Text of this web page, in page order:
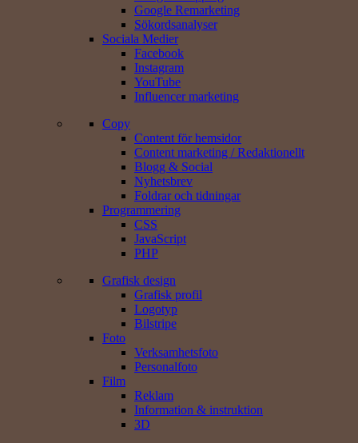
Google Remarketing
Sökords­analyser
Sociala Medier
Facebook
Instagram
YouTube
Influencer marketing
Copy
Content för hemsidor
Content marketing / Redaktionellt
Blogg & Social
Nyhetsbrev
Foldrar och tidningar
Programmering
CSS
JavaScript
PHP
Grafisk design
Grafisk profil
Logotyp
Bilstripe
Foto
Verksamhets­foto
Personal­foto
Film
Reklam
Information & instruktion
3D